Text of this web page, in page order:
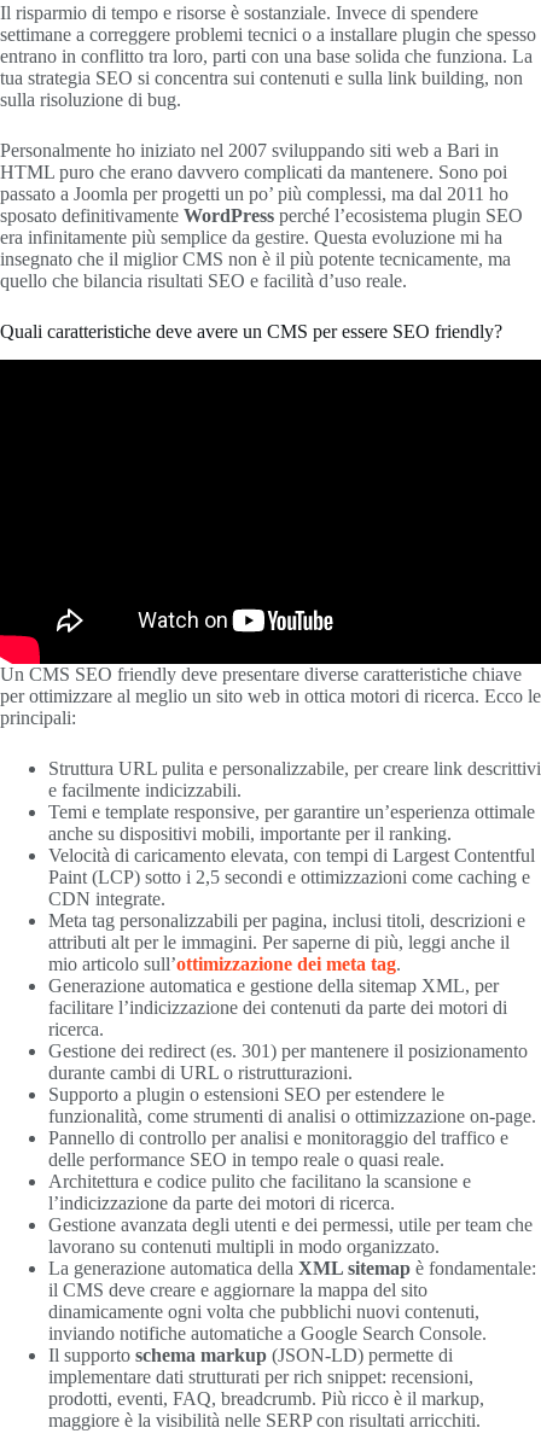
Il risparmio di tempo e risorse è sostanziale. Invece di spendere
settimane a correggere problemi tecnici o a installare plugin che spesso
entrano in conflitto tra loro, parti con una base solida che funziona. La
tua strategia SEO si concentra sui contenuti e sulla link building, non
sulla risoluzione di bug.
Personalmente ho iniziato nel 2007 sviluppando siti web a Bari in
HTML puro che erano davvero complicati da mantenere. Sono poi
passato a Joomla per progetti un po’ più complessi, ma dal 2011 ho
sposato definitivamente WordPress perché l’ecosistema plugin SEO
era infinitamente più semplice da gestire. Questa evoluzione mi ha
insegnato che il miglior CMS non è il più potente tecnicamente, ma
quello che bilancia risultati SEO e facilità d’uso reale.
Quali caratteristiche deve avere un CMS per essere SEO friendly?
Un CMS SEO friendly deve presentare diverse caratteristiche chiave
per ottimizzare al meglio un sito web in ottica motori di ricerca. Ecco le
principali:
Struttura URL pulita e personalizzabile, per creare link descrittivi
e facilmente indicizzabili.
Temi e template responsive, per garantire un’esperienza ottimale
anche su dispositivi mobili, importante per il ranking.
Velocità di caricamento elevata, con tempi di Largest Contentful
Paint (LCP) sotto i 2,5 secondi e ottimizzazioni come caching e
CDN integrate.
Meta tag personalizzabili per pagina, inclusi titoli, descrizioni e
attributi alt per le immagini. Per saperne di più, leggi anche il
mio articolo sull’ottimizzazione dei meta tag.
Generazione automatica e gestione della sitemap XML, per
facilitare l’indicizzazione dei contenuti da parte dei motori di
ricerca.
Gestione dei redirect (es. 301) per mantenere il posizionamento
durante cambi di URL o ristrutturazioni.
Supporto a plugin o estensioni SEO per estendere le
funzionalità, come strumenti di analisi o ottimizzazione on-page.
Pannello di controllo per analisi e monitoraggio del traffico e
delle performance SEO in tempo reale o quasi reale.
Architettura e codice pulito che facilitano la scansione e
l’indicizzazione da parte dei motori di ricerca.
Gestione avanzata degli utenti e dei permessi, utile per team che
lavorano su contenuti multipli in modo organizzato.
La generazione automatica della XML sitemap è fondamentale:
il CMS deve creare e aggiornare la mappa del sito
dinamicamente ogni volta che pubblichi nuovi contenuti,
inviando notifiche automatiche a Google Search Console.
Il supporto schema markup (JSON-LD) permette di
implementare dati strutturati per rich snippet: recensioni,
prodotti, eventi, FAQ, breadcrumb. Più ricco è il markup,
maggiore è la visibilità nelle SERP con risultati arricchiti.